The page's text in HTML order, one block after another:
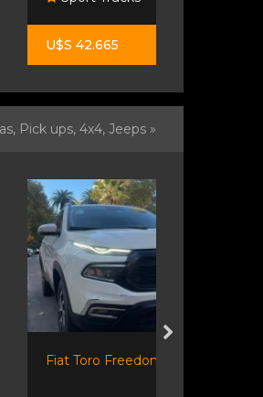
Pick ups, 4x4, Jeeps »
1.8 (aÑo...